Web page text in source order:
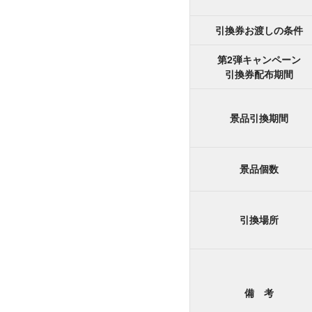
引換券お渡しの条件
第2弾キャンペーン
引換券配布期間
景品引換期間
景品個数
引換場所
備 考